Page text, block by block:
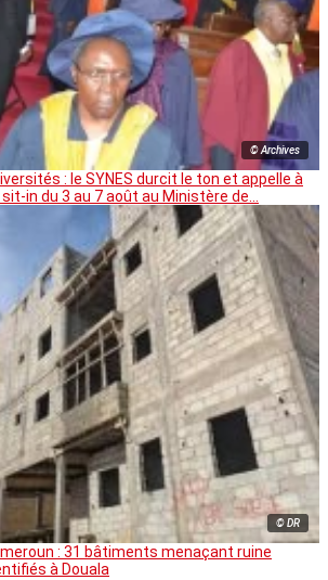
© Archives
: le SYNES durcit le ton et appelle à
sit-in du 3 au 7 août au Ministère de…
© DR
: 31 bâtiments menaçant ruine
à Douala